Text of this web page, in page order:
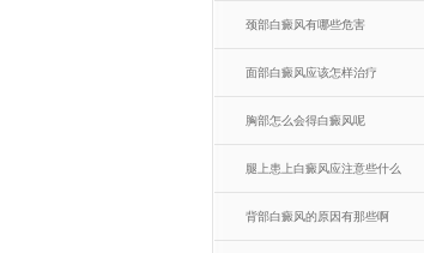
颈部白癜风有哪些危害
面部白癜风应该怎样治疗
胸部怎么会得白癜风呢
腿上患上白癜风应注意些什么
背部白癜风的原因有那些啊